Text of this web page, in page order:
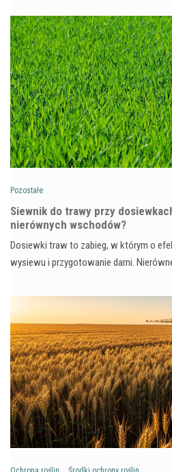
Pozostałe
Siewnik do trawy przy
nierównych wschodów?
Dosiewki traw to zabieg, w którym o
wysiewu i przygotowanie darni.